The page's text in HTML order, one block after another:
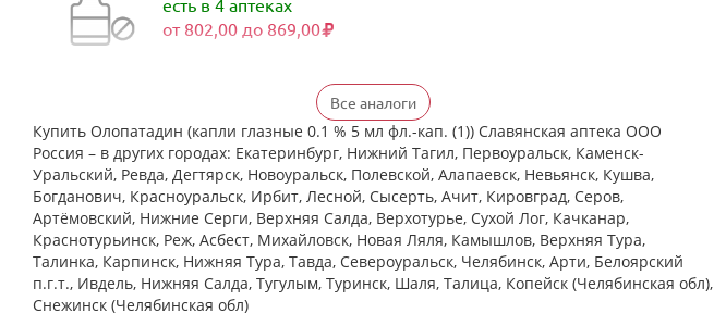
есть в 4 аптеках
от 802,00 до 869,00
Визаллергол (капли глазные 0.2% 2,5 мл фл.) Сентисс Фарма Пвт.Лтд -
есть в 3 аптеках
от 427,00 до 746,00
Олопаталлерг (капли глазные 0,1% 5 мл флакон-капельница)
К.О.Ромфарм Компани С.Р.Л. - Румыния
Нет в аптеках города
Все аналоги
Купить Олопатадин (капли глазные 0.1 % 5 мл фл.-кап. (1)) Славянская аптека ООО
Россия – в других городах: Екатеринбург, Нижний Тагил, Первоуральск, Каменск-
Уральский, Ревда, Дегтярск, Новоуральск, Полевской, Алапаевск, Невьянск, Кушва,
Богданович, Красноуральск, Ирбит, Лесной, Сысерть, Ачит, Кировград, Серов,
Артёмовский, Нижние Cерги, Верхняя Салда, Верхотурье, Сухой Лог, Качканар,
Краснотурьинск, Реж, Асбест, Михайловск, Новая Ляля, Камышлов, Верхняя Тура,
Талинка, Карпинск, Нижняя Тура, Тавда, Североуральск, Челябинск, Арти, Белоярский
п.г.т., Ивдель, Нижняя Салда, Тугулым, Туринск, Шаля, Талица, Копейск (Челябинская обл),
Снежинск (Челябинская обл)